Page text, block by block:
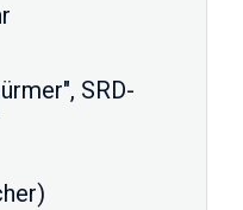
, SRD-